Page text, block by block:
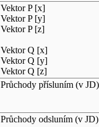
Vektor P [x]
Vektor P [y]
Vektor P [z]
Vektor Q [x]
Vektor Q [y]
Vektor Q [z]
Průchody přísluním (v JD)
Průchody odsluním (v JD)